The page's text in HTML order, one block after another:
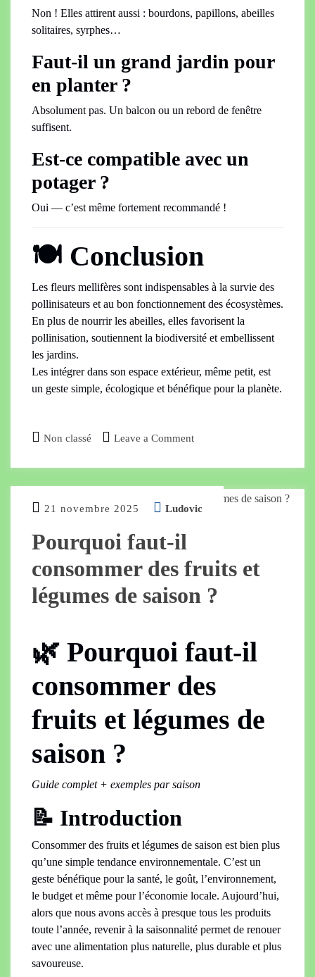
Non ! Elles attirent aussi : bourdons, papillons, abeilles
solitaires, syrphes…
Faut-il un grand jardin pour
en planter ?
Absolument pas. Un balcon ou un rebord de fenêtre
suffisent.
Est-ce compatible avec un
potager ?
Oui — c’est même fortement recommandé !
🍽️ Conclusion
Les fleurs mellifères sont indispensables à la survie des
pollinisateurs et au bon fonctionnement des écosystèmes.
En plus de nourrir les abeilles, elles favorisent la
pollinisation, soutiennent la biodiversité et embellissent
les jardins.
Les intégrer dans son espace extérieur, même petit, est
un geste simple, écologique et bénéfique pour la planète.
Non classé Leave a Comment
Pourquoi faut-il
consommer des fruits et
légumes de saison ?
21 novembre 2025 Ludovic
🌿 Pourquoi faut-il
consommer des
fruits et légumes de
saison ?
Guide complet + exemples par saison
📝 Introduction
Consommer des fruits et légumes de saison est bien plus
qu’une simple tendance environnementale. C’est un
geste bénéfique pour la santé, le goût, l’environnement,
le budget et même pour l’économie locale. Aujourd’hui,
alors que nous avons accès à presque tous les produits
toute l’année, revenir à la saisonnalité permet de renouer
avec une alimentation plus naturelle, plus durable et plus
savoureuse.